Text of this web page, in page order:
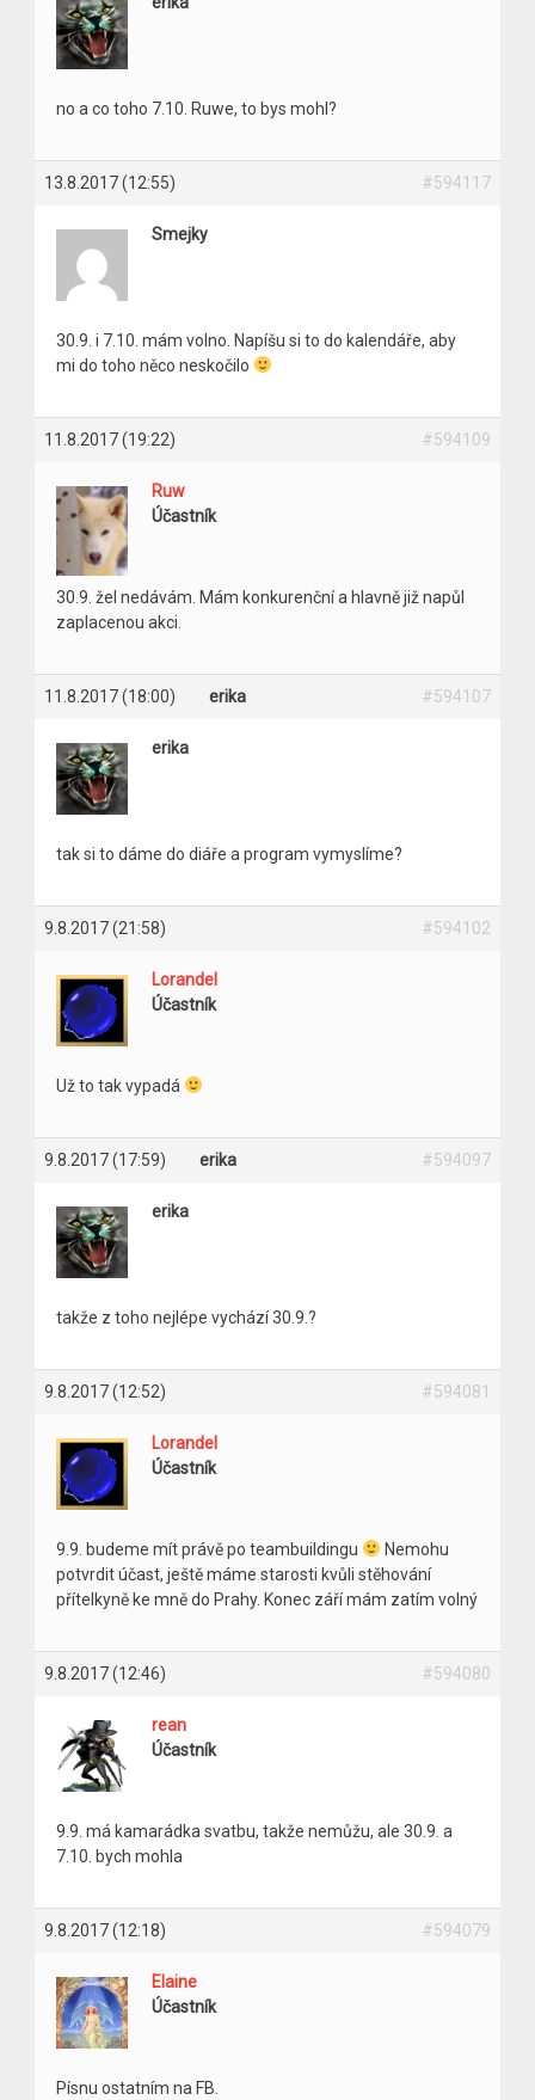
no a co toho 7.10. Ruwe, to bys mohl?
13.8.2017 (12:55) #594117
Smejky
30.9. i 7.10. mám volno. Napíšu si to do kalendáře, aby
mi do toho něco neskočilo
11.8.2017 (19:22) #594109
Ruw
Účastník
30.9. žel nedávám. Mám konkurenční a hlavně již napůl
zaplacenou akci.
11.8.2017 (18:00) erika #594107
erika
tak si to dáme do diáře a program vymyslíme?
9.8.2017 (21:58) #594102
Lorandel
Účastník
Už to tak vypadá
9.8.2017 (17:59) erika #594097
erika
takže z toho nejlépe vychází 30.9.?
9.8.2017 (12:52) #594081
Lorandel
Účastník
9.9. budeme mít právě po teambuildingu
Nemohu
potvrdit účast, ještě máme starosti kvůli stěhování
přítelkyně ke mně do Prahy. Konec září mám zatím volný
9.8.2017 (12:46) #594080
rean
Účastník
9.9. má kamarádka svatbu, takže nemůžu, ale 30.9. a
7.10. bych mohla
9.8.2017 (12:18) #594079
Elaine
Účastník
Písnu ostatním na FB.